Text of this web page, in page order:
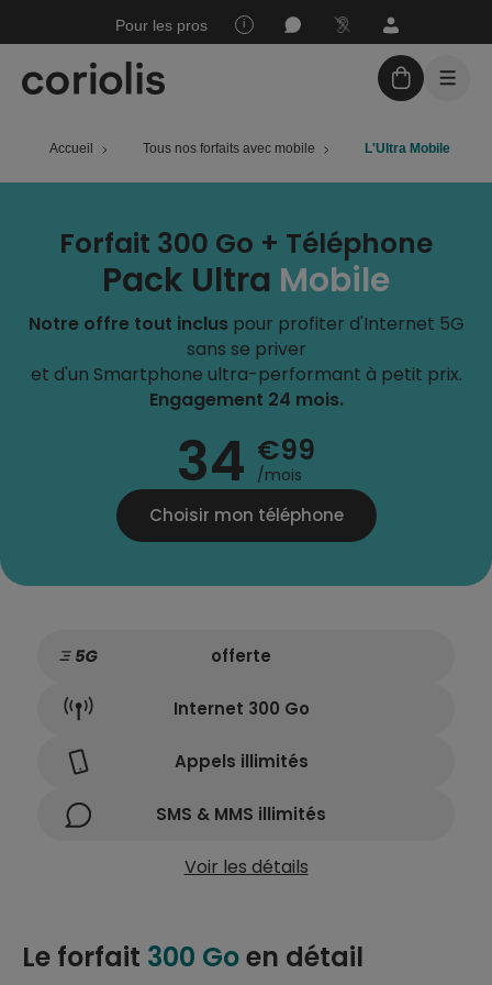
Pour les pros Assistance
conseiller
Espace
sourds
Client
Forfaits sans engagement
Assistance
Nos boutiques
Accueil Tous nos forfaits avec mobile L'Ultra Mobile
Forfait 300 Go + Téléphone
Pack Ultra Mobile
Notre offre tout inclus pour profiter d'Internet 5G
sans se priver
et d'un Smartphone ultra-performant à petit prix.
Engagement 24 mois.
34 €99
/mois
Choisir mon téléphone
offerte
Internet 300 Go
Appels illimités
SMS & MMS illimités
Voir les détails
Le forfait 300 Goen détail